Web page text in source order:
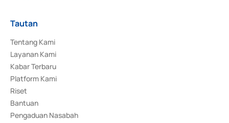
Tautan
Tentang Kami
Layanan Kami
Kabar Terbaru
Platform Kami
Riset
Bantuan
Pengaduan Nasabah